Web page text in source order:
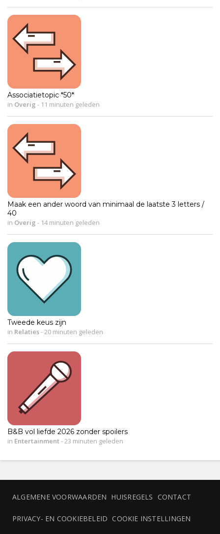
Associatietopic *50*
in Overig - 11 minuten geleden
Maak een ander woord van minimaal de laatste 3 letters /
40
in Overig - 14 minuten geleden
Tweede keus zijn
in Relaties-20 minuten geleden
B&B vol liefde 2026 zonder spoilers
in Entertainment-23 minuten geleden
ALGEMENE VOORWAARDEN HUISREGELS CONTACT
PRIVACY- EN COOKIEBELEID COOKIE INSTELLINGEN